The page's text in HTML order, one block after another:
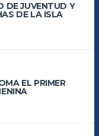
DE JUVENTUD Y
DE LA ISLA
EL PRIMER